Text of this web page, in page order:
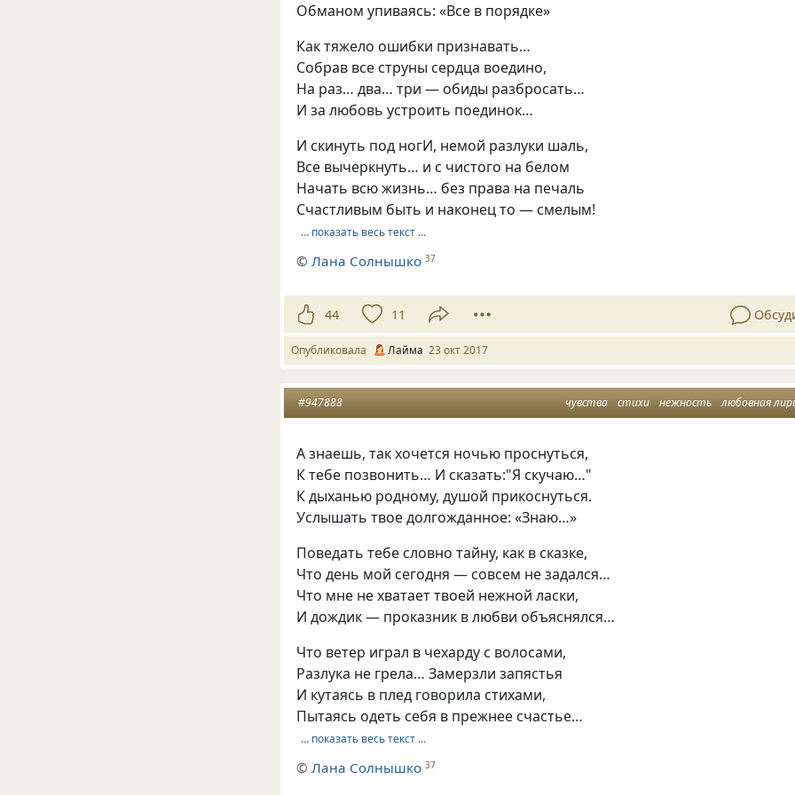
Обманом упиваясь: «Все в порядке»
Как тяжело ошибки признавать…
Собрав все струны сердца воедино,
На раз… два… три — обиды разбросать…
И за любовь устроить поединок…
И скинуть под ногИ, немой разлуки шаль,
Все вычеркнуть… и с чистого на белом
Начать всю жизнь… без права на печаль
Счастливым быть и наконец то — смелым!
… показать весь текст …
©Лана Солнышко 37
44 11
Опубликовала Лайма 23 окт 2017
чувства стихи нежность любовная
#947888
А знаешь, так хочется ночью проснуться,
К тебе позвонить… И сказать:"Я скучаю…"
К дыханью родному, душой прикоснуться.
Услышать твое долгожданное: «Знаю…»
Поведать тебе словно тайну, как в сказке,
Что день мой сегодня — совсем не задался…
Что мне не хватает твоей нежной ласки,
И дождик — проказник в любви объяснялся…
Что ветер играл в чехарду с волосами,
Разлука не грела… Замерзли запястья
И кутаясь в плед говорила стихами,
Пытаясь одеть себя в прежнее счастье…
… показать весь текст …
©Лана Солнышко 37